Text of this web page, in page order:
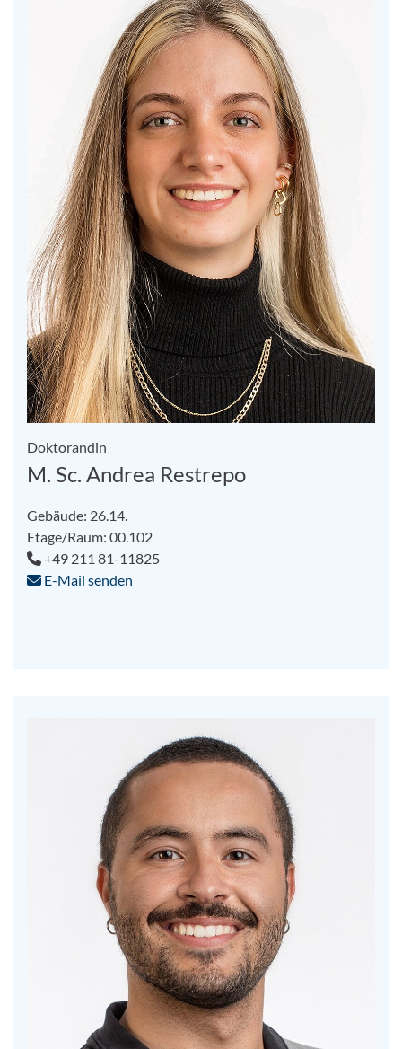
Doktorandin
M. Sc. Andrea Restrepo
Gebäude: 26.14.
Etage/Raum: 00.102
+49 211 81-11825
E-Mail senden